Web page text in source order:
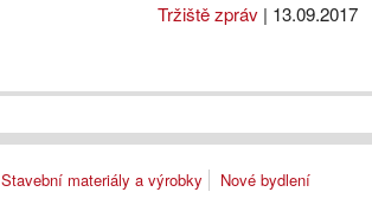
Tržiště zpráv | 13.09.2017
Stavební materiály a výrobky Nové bydlení